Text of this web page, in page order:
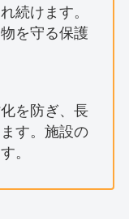
続けます。
を守る保護
を防ぎ、長
す。施設の
。